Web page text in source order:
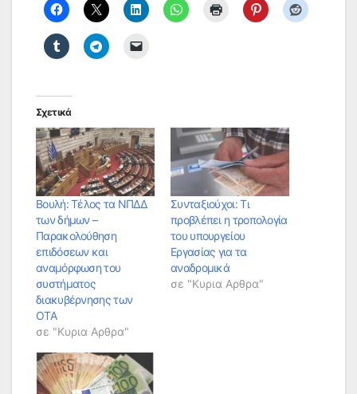
Σχετικά
Βουλή: Τέλος τα ΝΠΔΔ
των δήμων –
Παρακολούθηση
επιδόσεων και
αναμόρφωση του
συστήματος
διακυβέρνησης των
ΟΤΑ
σε "Κυρια Αρθρα"
Συνταξιούχοι: Τι
προβλέπει η τροπολογία
του υπουργείου
Εργασίας για τα
αναδρομικά
σε "Κυρια Αρθρα"